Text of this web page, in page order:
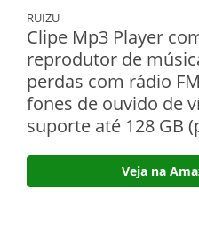
RUIZU
Clipe Mp3 Player
reprodutor de
perdas com rádio
fones de ouvido de
suporte até 128 GB
Veja na